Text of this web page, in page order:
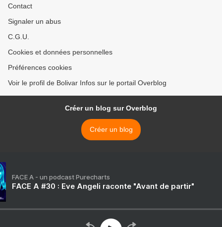
Contact
Signaler un abus
C.G.U.
Cookies et données personnelles
Préférences cookies
Voir le profil de Bolivar Infos sur le portail Overblog
Créer un blog sur Overblog
Créer un blog
FACE A - un podcast Purecharts
FACE A #30 : Eve Angeli raconte "Avant de partir"